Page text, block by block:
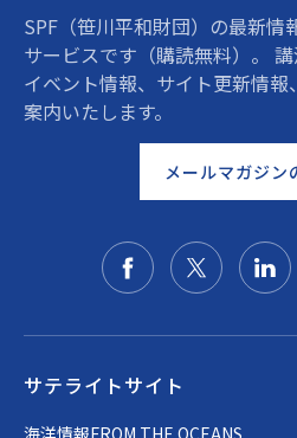
SPF（笹川平和財団）の最新情
サービスです（購読無料）。
イベント情報、サイト更新情
案内いたします。
メールマガジン
サテライトサイト
海洋情報FROM THE OCEANS